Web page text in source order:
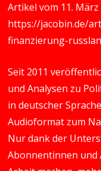
Artikel vom 11. März
https://jacobin.de/
finanzierung-
Seit 2011
und Analysen zu
in deutscher
Audioformat zum
Nur dank der
Abonnentinnen